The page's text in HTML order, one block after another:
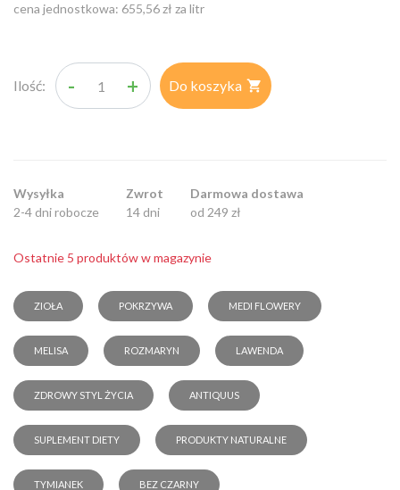
cena jednostkowa: 655,56 zł za litr
Ilość: - + Do koszyka 
Wysyłka
2-4 dni robocze
Zwrot
14 dni
Darmowa dostawa
od 249 zł
Ostatnie 5 produktów w magazynie
ZIOŁA POKRZYWA MEDI FLOWERY
MELISA ROZMARYN LAWENDA
ZDROWY STYL ŻYCIA ANTIQUUS
SUPLEMENT DIETY PRODUKTY NATURALNE
TYMIANEK BEZ CZARNY